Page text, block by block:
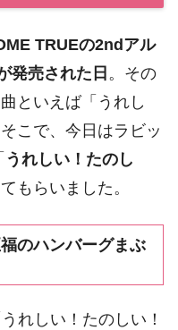
TRUEの2ndアル
発売された日 。その
といえば「うれし
こで、今日はラビッ
うれしい！たのし
もらいました。
のハンバーグまぶ
れしい！たのしい！